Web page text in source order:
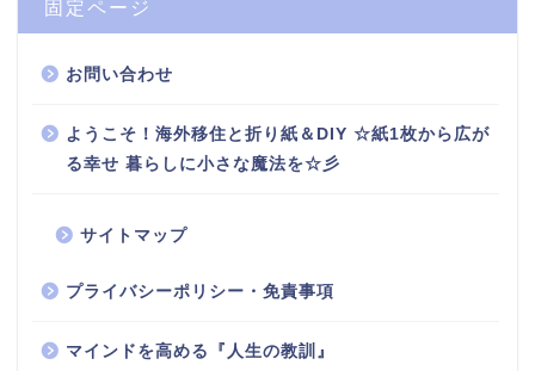
固定ページ
お問い合わせ
ようこそ！海外移住と折り紙＆DIY ☆紙1枚から広が
る幸せ 暮らしに小さな魔法を☆彡
サイトマップ
プライバシーポリシー・免責事項
マインドを高める『人生の教訓』